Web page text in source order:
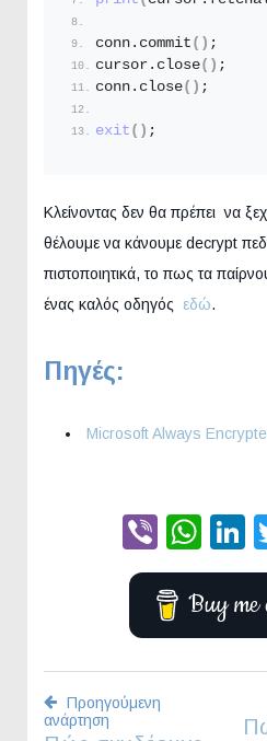
conn. commit () ;
cursor. close() ;
conn. close() ;
exit () ;
Κλείνοντας δεν θα πρέπει να
θέλουμε να κάνουμε decrypt
πιστοποιητικά, το πως τα
ένας καλός οδηγός εδώ.
Πηγές:
Microsoft Always
Viber
Buy me
Προηγούμενη
ανάρτηση